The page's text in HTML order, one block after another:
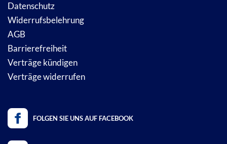
Datenschutz
Widerrufsbelehrung
AGB
Barrierefreiheit
Verträge kündigen
Verträge widerrufen
FOLGEN SIE UNS AUF FACEBOOK